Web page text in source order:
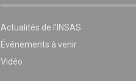
Actualités de l’INSAS
Événements à venir
Vidéo